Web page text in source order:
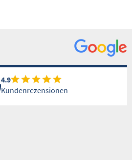
4.9
Kundenrezensionen